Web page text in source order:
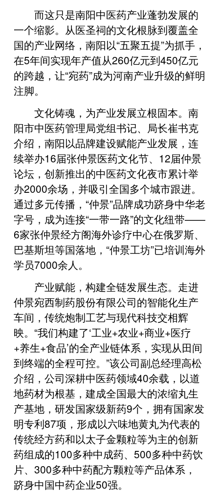
而这只是南阳中医药产业蓬勃发展的
一个缩影。从医圣祠的文化根脉到覆盖全
国的产业网络，南阳以“五聚五提”为抓手，
在5年间实现年产值从260亿元到450亿元
的跨越，让“宛药”成为河南产业升级的鲜明
注脚。
文化铸魂，为产业发展立根固本。南
阳市中医药管理局党组书记、局长崔书克
介绍，南阳以品牌建设赋能产业发展，连
续举办16届张仲景医药文化节、12届仲景
论坛，创新推出的中医药文化夜市累计举
办2000余场，并吸引全国多个城市跟进。
通过多元传播，“仲景”品牌成功跻身中华老
字号，成为连接“一带一路”的文化纽带——
6家张仲景经方阁海外诊疗中心在俄罗斯、
巴基斯坦等国落地，“仲景工坊”已培训海外
学员7000余人。
产业赋能，构建全链发展生态。走进
仲景宛西制药股份有限公司的智能化生产
车间，传统炮制工艺与现代科技交相辉
映。“我们构建了‘工业+农业+商业+医疗
+养生+食品’的全产业链体系，实现从田间
到终端的全程可控。”该公司副总经理高松
介绍，公司深耕中医药领域40余载， 以道
地药材为根基，建成全国最大的浓缩丸生
产基地，研发国家级新药9个，拥有国家发
明专利87项，形成以六味地黄丸为代表的
传统经方药和以太子金颗粒等为主的创新
药组成的100多种中成药、500多种中药饮
片、300多种中药配方颗粒等产品体系，
跻身中国中药企业50强。